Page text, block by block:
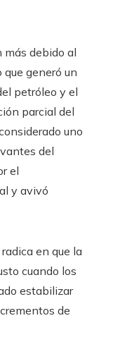
más debido al
generó un
petróleo y el
parcial del
uno
del
el
y avivó
en que la
cuando los
estabilizar
de